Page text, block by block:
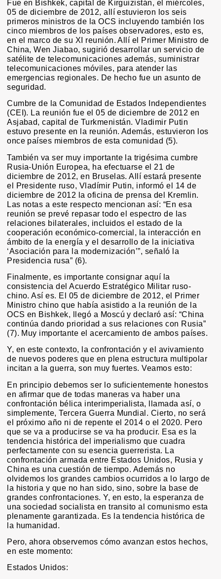
Fue en Bishkek, capital de Kirguizistán, el miércoles,
05 de diciembre de 2012, allí estuvieron los seis
primeros ministros de la OCS incluyendo también los
cinco miembros de los países observadores, esto es,
en el marco de su XI reunión. Allí el Primer Ministro de
China, Wen Jiabao, sugirió desarrollar un servicio de
satélite de telecomunicaciones además, suministrar
telecomunicaciones móviles, para atender las
emergencias regionales. De hecho fue un asunto de
seguridad.
Cumbre de la Comunidad de Estados Independientes
(CEI). La reunión fue el 05 de diciembre de 2012 en
Asjabad, capital de Turkmenistán. Vladimir Putin
estuvo presente en la reunión. Además, estuvieron los
once países miembros de esta comunidad (5).
También va ser muy importante la trigésima cumbre
Rusia-Unión Europea, ha efectuarse el 21 de
diciembre de 2012, en Bruselas. Allí estará presente
el Presidente ruso, Vladímir Putin, informó el 14 de
diciembre de 2012 la oficina de prensa del Kremlin.
Las notas a este respecto mencionan así: “En esa
reunión se prevé repasar todo el espectro de las
relaciones bilaterales, incluidos el estado de la
cooperación económico-comercial, la interacción en
ámbito de la energía y el desarrollo de la iniciativa
‘Asociación para la modernización’”, señaló la
Presidencia rusa” (6).
Finalmente, es importante consignar aquí la
consistencia del Acuerdo Estratégico Militar ruso-
chino. Así es. El 05 de diciembre de 2012, el Primer
Ministro chino que había asistido a la reunión de la
OCS en Bishkek, llegó a Moscú y declaró así: “China
continúa dando prioridad a sus relaciones con Rusia”
(7). Muy importante el acercamiento de ambos países.
Y, en este contexto, la confrontación y el avivamiento
de nuevos poderes que en plena estructura multipolar
incitan a la guerra, son muy fuertes. Veamos esto:
En principio debemos ser lo suficientemente honestos
en afirmar que de todas maneras va haber una
confrontación bélica interimperialista, llamada así, o
simplemente, Tercera Guerra Mundial. Cierto, no será
el próximo año ni de repente el 2014 o el 2020. Pero
que se va a producirse se va ha producir. Esa es la
tendencia histórica del imperialismo que cuadra
perfectamente con su esencia guerrerista. La
confrontación armada entre Estados Unidos, Rusia y
China es una cuestión de tiempo. Además no
olvidemos los grandes cambios ocurridos a lo largo de
la historia y que no han sido, sino, sobre la base de
grandes confrontaciones. Y, en esto, la esperanza de
una sociedad socialista en transito al comunismo esta
plenamente garantizada. Es la tendencia histórica de
la humanidad.
Pero, ahora observemos cómo avanzan estos hechos,
en este momento:
Estados Unidos: